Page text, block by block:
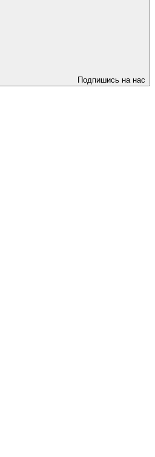
Подпишись на нас